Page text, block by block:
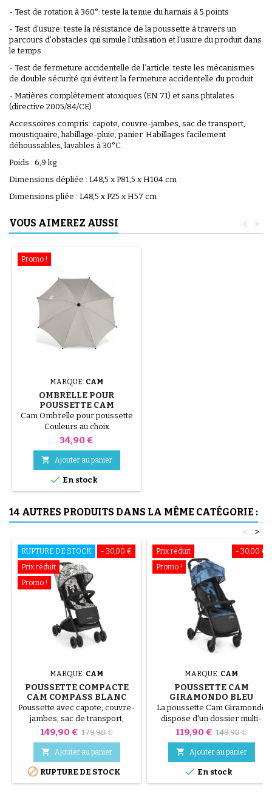
- Test de rotation à 360°: teste la tenue du harnais à 5 points
- Test d'usure: teste la résistance de la poussette à travers un
parcours d'obstacles qui simule l’utilisation et l’usure du produit dans
le temps
- Test de fermeture accidentelle de l’article: teste les mécanismes
de double sécurité qui évitent la fermeture accidentelle du produit
- Matières complètement atoxiques (EN 71) et sans phtalates
(directive 2005/84/CE)
Accessoires compris: capote, couvre-jambes, sac de transport,
moustiquaire, habillage-pluie, panier. Habillages facilement
déhoussables, lavables à 30°C.
Poids : 6,9 kg
Dimensions dépliée : L48,5 x P81,5 x H104 cm
Dimensions pliée : L48,5 x P25 x H57 cm
VOUS AIMEREZ AUSSI >
<
Promo !
MARQUE: CAM
OMBRELLE POUR
POUSSETTE CAM
Cam Ombrelle pour poussette
Couleurs au choix
Prix
34,90 €
 Ajouter au panier
 En stock
14 AUTRES PRODUITS DANS LA MÊME CATÉGORIE :
>
<
- 30,00 €
RUPTURE DE STOCK
Prix réduit
Promo !
MARQUE: CAM
POUSSETTE COMPACTE
CAM COMPASS BLANC
NOIR
Poussette avec capote, couvre-
jambes, sac de transport,
moustiquaire, habillage-pluie,
Prix
149,90 € Prix
base
179,90 €
 Ajouter au panier
 RUPTURE DE STOCK
- 30,00 €
Prix réduit
Promo !
MARQUE: CAM
POUSSETTE CAM
GIRAMONDO BLEU
La poussette Cam Giramondo
dispose d'un dossier multi-
positions utilisable dès la
Prix
119,90 € Prix
base
149,90 €
 Ajouter au panier
 En stock